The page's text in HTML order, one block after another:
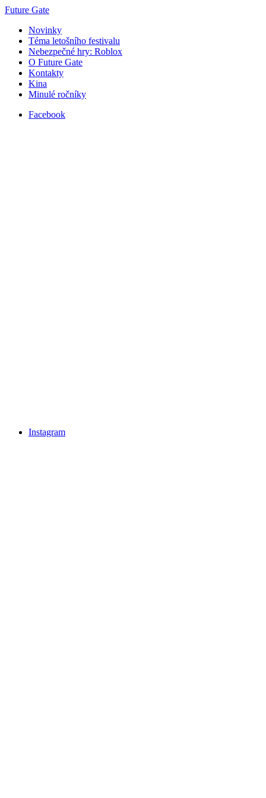
Future Gate
Novinky
Téma letošního festivalu
Nebezpečné hry: Roblox
O Future Gate
Kontakty
Kina
Minulé ročníky
Facebook
Instagram